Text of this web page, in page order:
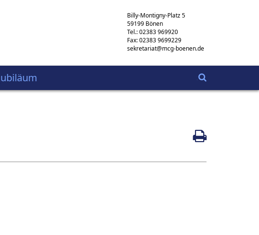
Billy-Montigny-Platz 5
59199 Bönen
Tel.: 02383 969920
Fax: 02383 9699229
sekretariat@mcg-boenen.de